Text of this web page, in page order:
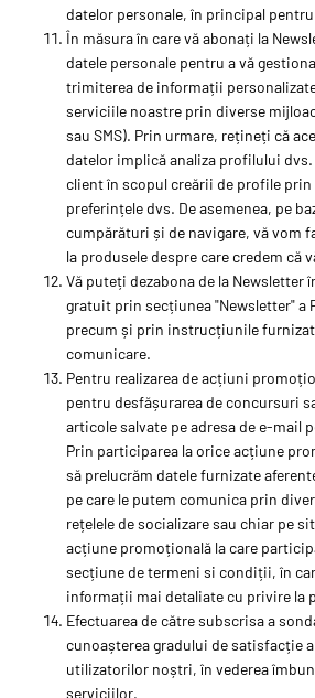
datelor personale, în principal
În măsura în care vă abonați la
datele personale pentru a vă
trimiterea de informații
serviciile noastre prin diverse
sau SMS). Prin urmare, rețineți că
datelor implică analiza profilului
client în scopul creării de profile prin
preferințele dvs. De asemenea, pe
cumpărături și de navigare, vă vom
la produsele despre care credem că
Vă puteți dezabona de la Newsletter
gratuit prin secțiunea "Newsletter" a
precum și prin instrucțiunile
comunicare.
Pentru realizarea de acțiuni
pentru desfășurarea de concursuri
articole salvate pe adresa de e-mail
Prin participarea la orice acțiune
să prelucrăm datele furnizate
pe care le putem comunica prin
rețelele de socializare sau chiar pe
acțiune promoțională la care
secțiune de termeni si condiții, în
informații mai detaliate cu privire la
Efectuarea de către subscrisa a
cunoașterea gradului de satisfacție
utilizatorilor noștri, în vederea
serviciilor.